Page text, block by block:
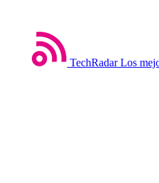
TechRadar Los